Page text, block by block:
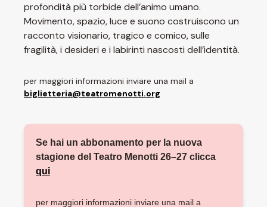
profondità più torbide dell’animo umano.
Movimento, spazio, luce e suono costruiscono un
racconto visionario, tragico e comico, sulle
fragilità, i desideri e i labirinti nascosti dell’identità.
per maggiori informazioni inviare una mail a
biglietteria@teatromenotti.org
Se hai un abbonamento per la nuova
stagione del Teatro Menotti 26–27 clicca
qui
per maggiori informazioni inviare una mail a